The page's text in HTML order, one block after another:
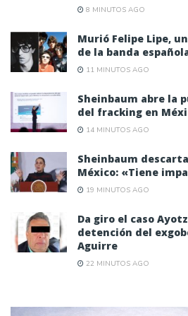
8 MINUTOS AGO
Murió Felipe Lipe,
de la banda
11 MINUTOS AGO
Sheinbaum abre la
del fracking en
14 MINUTOS AGO
Sheinbaum
México: «Tiene
19 MINUTOS AGO
Da giro el caso
detención del
Aguirre
22 MINUTOS AGO